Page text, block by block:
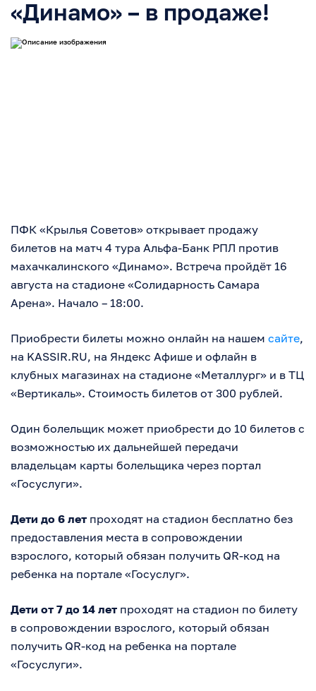
«Динамо» – в продаже!
ПФК «Крылья Советов» открывает продажу
билетов на матч 4 тура Альфа-Банк РПЛ против
махачкалинского «Динамо». Встреча пройдёт 16
августа на стадионе «Солидарность Самара
Арена». Начало – 18:00.
Приобрести билеты можно онлайн на нашем сайте,
на KASSIR.RU, на Яндекс Афише и офлайн в
клубных магазинах на стадионе «Металлург» и в ТЦ
«Вертикаль». Стоимость билетов от 300 рублей.
Один болельщик может приобрести до 10 билетов с
возможностью их дальнейшей передачи
владельцам карты болельщика через портал
«Госуслуги».
Дети до 6 лет проходят на стадион бесплатно без
предоставления места в сопровождении
взрослого, который обязан получить QR-код на
ребенка на портале «Госуслуг».
Дети от 7 до 14 лет проходят на стадион по билету
в сопровождении взрослого, который обязан
получить QR-код на ребенка на портале
«Госуслуги».